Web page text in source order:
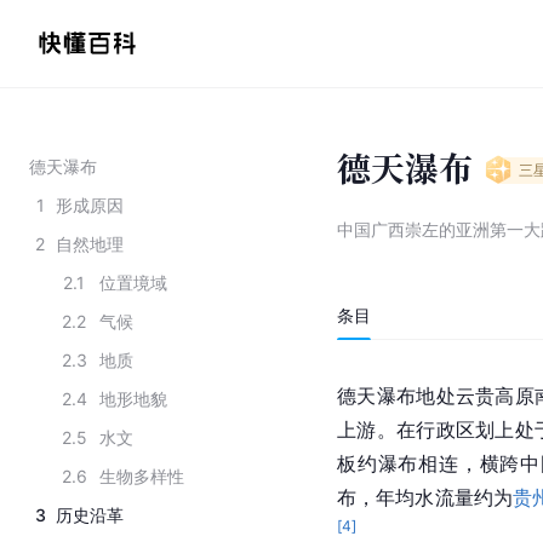
德天瀑布
1
形成原因
2
自然地理
2.1
位置境域
2.2
气候
2.3
地质
2.4
地形地貌
2.5
水文
2.6
生物多样性
3
历史沿革
德天瀑布 三
中国广西崇左的亚洲第一
条目
德天瀑布地处云贵高
上游。在行政区划上处
板约瀑布相连，横跨
布，年均水流量约为贵
[4]